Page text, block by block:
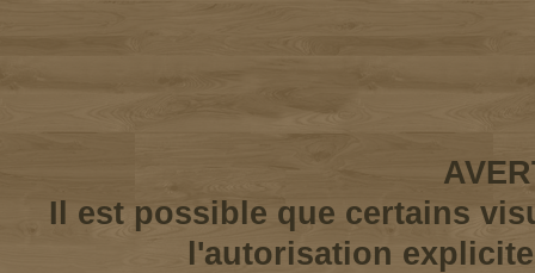
Il est possible que certains
l'autorisation